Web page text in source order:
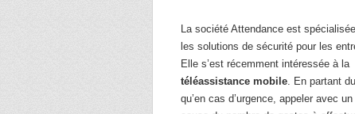
La société Attendance est
les solutions de sécurité pour les
Elle s’est récemment intéressée à la
téléassistance mobile. En partant
qu’en cas d’urgence, appeler avec